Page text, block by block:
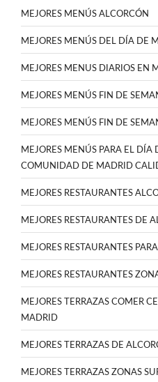
MEJORES MENÚS ALCORCÓN
MEJORES MENÚS DEL DÍA DE
MEJORES MENUS DIARIOS EN
MEJORES MENÚS FIN DE
MEJORES MENÚS FIN DE
MEJORES MENÚS PARA EL DÍA
COMUNIDAD DE MADRID
MEJORES RESTAURANTES
MEJORES RESTAURANTES DE
MEJORES RESTAURANTES
MEJORES RESTAURANTES
MEJORES TERRAZAS COMER
MADRID
MEJORES TERRAZAS DE
MEJORES TERRAZAS ZONAS